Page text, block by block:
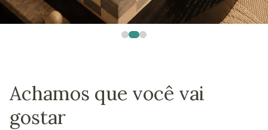
Achamos que você vai
gostar